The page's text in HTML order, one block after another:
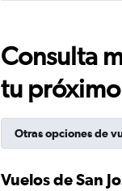
Consulta
tu
Otras opciones de
Vuelos de San